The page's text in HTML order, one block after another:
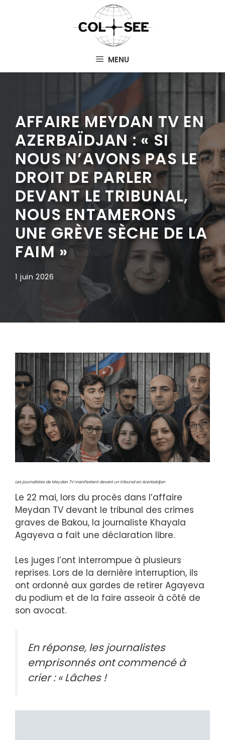
MENU
AFFAIRE MEYDAN TV EN
AZERBAÏDJAN : « SI
NOUS N’AVONS PAS LE
DROIT DE PARLER
DEVANT LE TRIBUNAL,
NOUS ENTAMERONS
UNE GRÈVE SÈCHE DE LA
FAIM »
1 juin 2026
Les journalistes de Meydan TV manifestent devant un tribunal en Azerbaïdjan
Le 22 mai, lors du procès dans l’affaire
Meydan TV devant le tribunal des crimes
graves de Bakou, la journaliste Khayala
Agayeva a fait une déclaration libre.
Les juges l’ont interrompue à plusieurs
reprises. Lors de la dernière interruption, ils
ont ordonné aux gardes de retirer Agayeva
du podium et de la faire asseoir à côté de
son avocat.
En réponse, les journalistes
emprisonnés ont commencé à
crier : « Lâches !